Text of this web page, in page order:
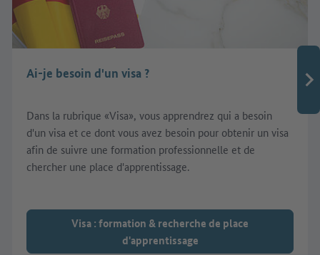
Ai-je besoin d'un visa ?
Dans la rubrique «Visa», vous apprendrez qui a besoin
d'un visa et ce dont vous avez besoin pour obtenir un visa
afin de suivre une formation professionnelle et de
chercher une place d'apprentissage.
Visa : formation & recherche de place
d'apprentissage